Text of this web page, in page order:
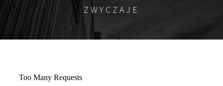
ZWYCZAJE